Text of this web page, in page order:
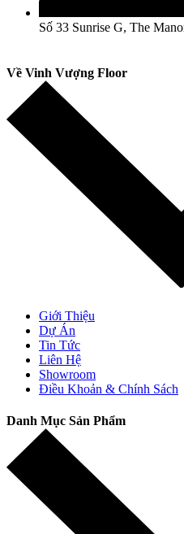
Số 33 Sunrise G, The
Về Vinh Vượng Floor
Giới Thiệu
Dự Án
Tin Tức
Liên Hệ
Showroom
Điều Khoản & Chính Sách
Danh Mục Sản Phẩm